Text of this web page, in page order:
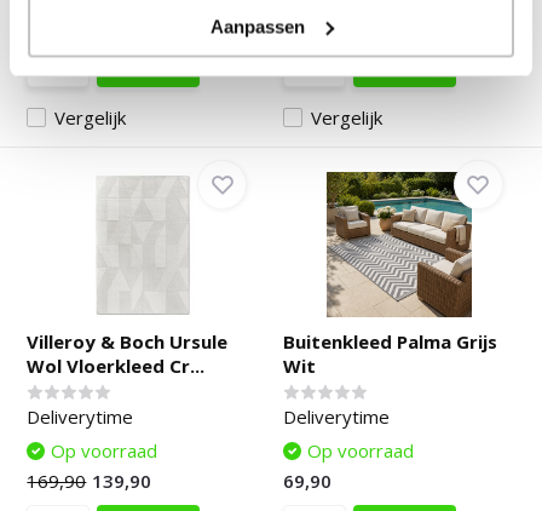
Aanpassen
Vergelijk Vergelijk
24,90
Villeroy & Boch Ursule
Wol Vloerkleed Cr...
Deliverytime
Op voorraad
169,90 139,90
Buitenkleed Palma Grijs
Wit
Deliverytime
Op voorraad
69,90